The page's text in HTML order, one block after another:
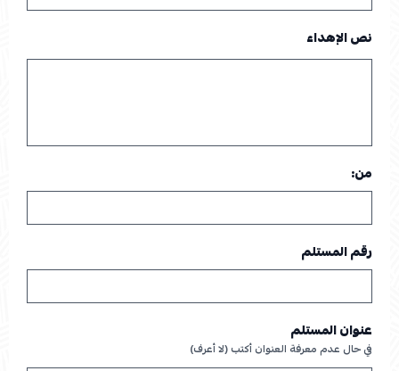
نص الإهداء
من:
رقم المستلم
عنوان المستلم
في حال عدم معرفة العنوان أكتب (لا أعرف)